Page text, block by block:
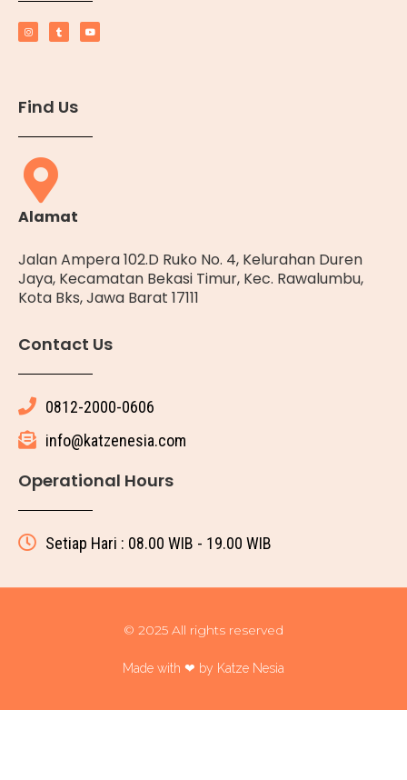
Find Us
Alamat
Jalan Ampera 102.D Ruko No. 4, Kelurahan Duren
Jaya, Kecamatan Bekasi Timur, Kec. Rawalumbu,
Kota Bks, Jawa Barat 17111
Contact Us
0812-2000-0606
info@katzenesia.com
Operational Hours
Setiap Hari : 08.00 WIB - 19.00 WIB
© 2025 All rights reserved
Made with ❤ by Katze Nesia